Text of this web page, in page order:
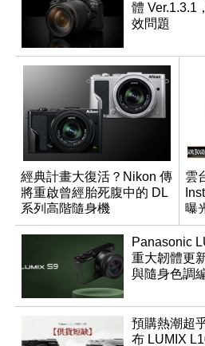
體 Ver.1.3.1
效問題
經典計畫大復活？Nikon 傳
將重啟曾經胎死腹中的 DL
系列高階隨身機
雲
曝
Panasonic
重大韌體更
與隨身色調
預購熱潮超
布 LUMIX